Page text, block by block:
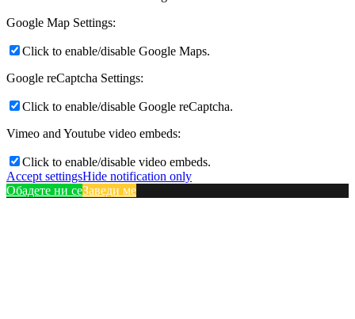
Google Map Settings:
Click to enable/disable Google Maps.
Google reCaptcha Settings:
Click to enable/disable Google reCaptcha.
Vimeo and Youtube video embeds:
Click to enable/disable video embeds.
Accept settingsHide notification only
Обадете ни сеЗаведи ме